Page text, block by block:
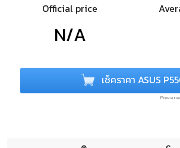
Official price
N/A
เช็คราคา ASUS